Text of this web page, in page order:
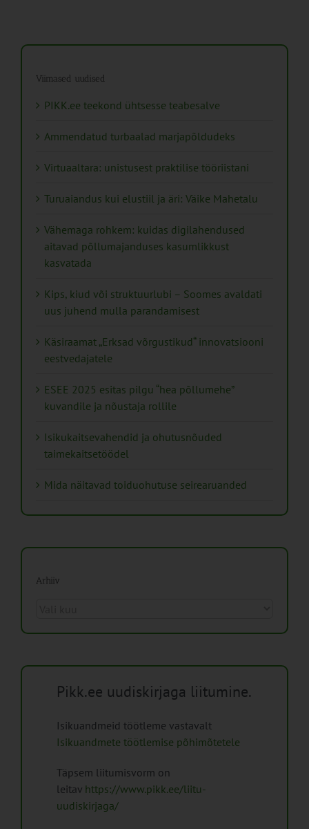
Viimased uudised
PIKK.ee teekond ühtsesse teabesalve
Ammendatud turbaalad marjapõldudeks
Virtuaaltara: unistusest praktilise tööriistani
Turuaiandus kui elustiil ja äri: Väike Mahetalu
Vähemaga rohkem: kuidas digilahendused
aitavad põllumajanduses kasumlikkust
kasvatada
Kips, kiud või struktuurlubi – Soomes avaldati
uus juhend mulla parandamisest
Käsiraamat „Erksad võrgustikud“ innovatsiooni
eestvedajatele
ESEE 2025 esitas pilgu “hea põllumehe”
kuvandile ja nõustaja rollile
Isikukaitsevahendid ja ohutusnõuded
taimekaitsetöödel
Mida näitavad toiduohutuse seirearuanded
Arhiiv
Pikk.ee uudiskirjaga liitumine.
Isikuandmeid töötleme vastavalt
Isikuandmete töötlemise põhimõtetele
Täpsem liitumisvorm on
leitav https://www.pikk.ee/liitu-
uudiskirjaga/